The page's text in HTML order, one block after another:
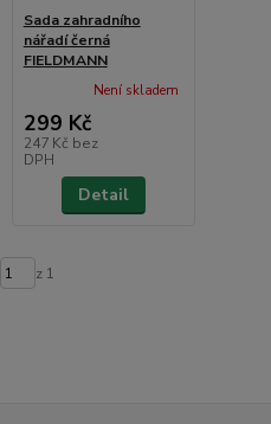
Sada zahradního
nářadí černá
FIELDMANN
299 Kč
247 Kč bez
DPH
Není skladem
Detail
z 1